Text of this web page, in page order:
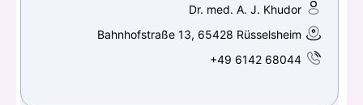
Dr. med. A. J. Khudor
Bahnhofstraße 13, 65428 Rüsselsheim
+49 6142 68044